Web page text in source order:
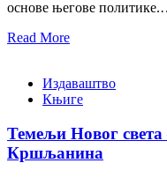
основе његове
Read More
Издаваштво
Књиге
Темељи Новог
Кршљанина